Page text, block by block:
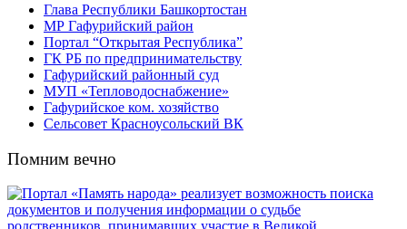
Глава Республики Башкортостан
МР Гафурийский район
Портал “Открытая Республика”
ГК РБ по предпринимательству
Гафурийский районный суд
МУП «Тепловодоснабжение»
Гафурийское ком. хозяйство
Сельсовет Красноусольский ВК
Помним вечно